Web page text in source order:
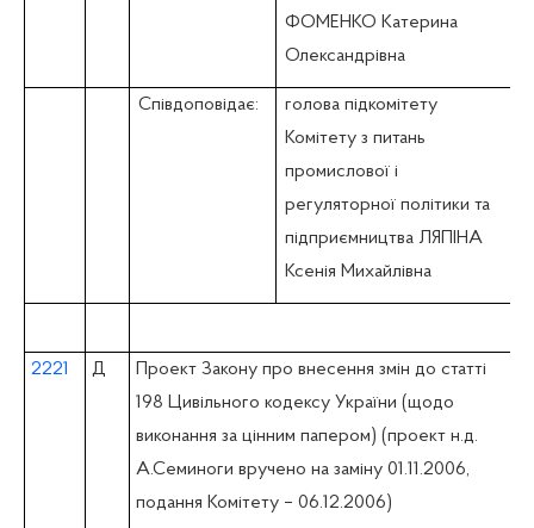
ФОМЕНКО Катерина
Олександрівна
Співдоповідає:
голова підкомітету
Комітету з питань
промислової i
регуляторної політики та
підприємництва ЛЯПІНА
Ксенія Михайлівна
2221 Д
Проект Закону про внесення змін до статті
198 Цивільного кодексу України (щодо
виконання за цінним папером) (проект н.д.
А.Семиноги вручено на заміну 01.11.2006,
подання Комітету – 06.12.2006)